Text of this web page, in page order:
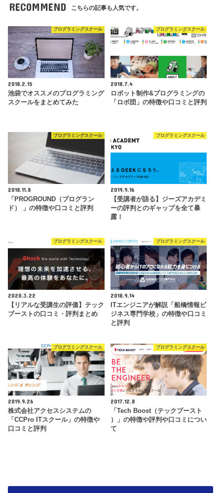
RECOMMEND こちらの記事も人気です。
プログラミングスクール
2018.2.15
池袋でオススメのプログラミング
スクールをまとめてみた
プログラミングスクール
2018.7.4
ロボット制作&プログラミングの
「ロボ団」の特徴や口コミと評判
プログラミングスクール
2018.11.8
「PROGROUND（プログラン
ド） 」の特徴や口コミと評判
プログラミングスクール
2019.9.16
【受講者が語る】ジーズアカデミ
ーの評判とのギャップを全て暴
露！
プログラミングスクール
2020.3.22
【リアルな受講生の評価】テック
ブーストの口コミ・評判まとめ
プログラミングスクール
2018.9.14
ITエンジニアが解説「船橋情報ビ
ジネス専門学校」の特徴や口コミ
と評判
プログラミングスクール
2019.9.26
株式会社アクセスシステムの
「CCPro ITスクール」の特徴や
口コミと評判
プログラミングスクール
2017.12.8
「Tech Boost（テックブースト
）」の特徴や評判や口コミについ
て